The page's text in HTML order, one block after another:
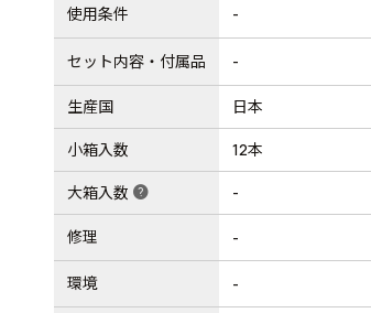
使用条件 -
セット内容・付属品 -
生産国 日本
小箱入数 12本
大箱入数 help -
修理 -
環境 -